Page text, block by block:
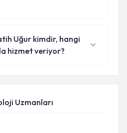
Uğur kimdir, hangi
hizmet veriyor?
Uzmanları